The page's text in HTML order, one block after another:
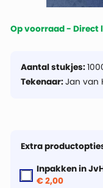
Op voorraad - Direct
Aantal stukjes:
Tekenaar:Jan van
Extra
Inpakken in
€ 2,00